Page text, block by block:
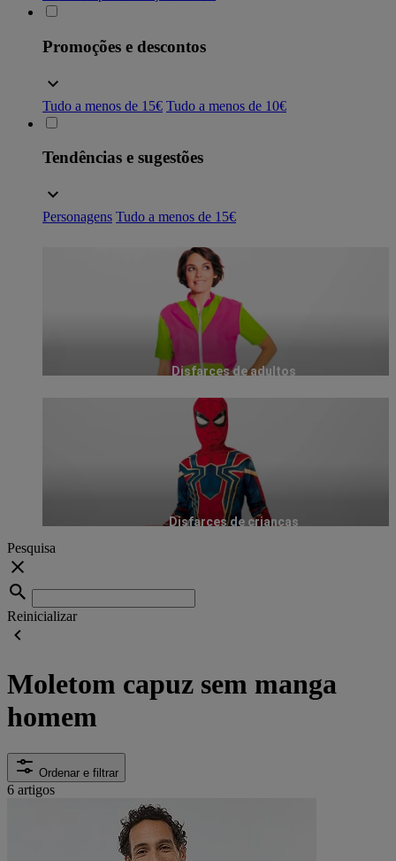
Promoções e descontos
Tudo a menos de 15€ Tudo a menos de 10€
Tendências e sugestões
Personagens Tudo a menos de 15€
Disfarces de adultos
Disfarces de crianças
Pesquisa
Reinicializar
Moletom capuz sem manga
homem
Ordenar e filtrar
6 artigos